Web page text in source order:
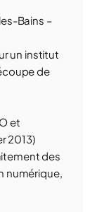
Bains –
un institut
de
et
2013)
des
numérique,